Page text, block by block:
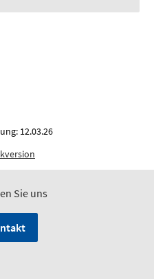
12.03.26
Sie uns